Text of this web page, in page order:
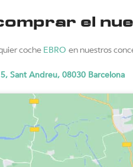
el
coche EBRO en nuestros
Sant Andreu, 08030 Barcelona